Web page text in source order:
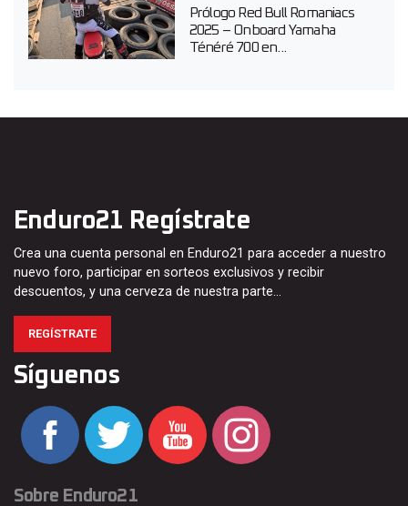
Prólogo Red Bull Romaniacs
2025 – Onboard Yamaha
Ténéré 700 en...
Enduro21 Regístrate
Crea una cuenta personal en Enduro21 para acceder a nuestro
nuevo foro, participar en sorteos exclusivos y recibir
descuentos, y una cerveza de nuestra parte…
REGÍSTRATE
Síguenos
Sobre Enduro21